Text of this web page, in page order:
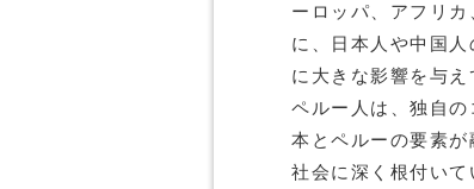
ーロッパ、アフリ
に、日本人や中国
に大きな影響を与
ペルー人は、独自
本とペルーの要素
社会に深く根付いて